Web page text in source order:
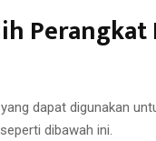
dapat digunakan
dibawah ini.